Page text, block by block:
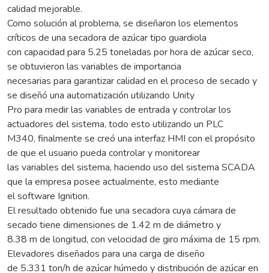
calidad mejorable.
Como solución al problema, se diseñaron los elementos
críticos de una secadora de azúcar tipo guardiola
con capacidad para 5.25 toneladas por hora de azúcar seco,
se obtuvieron las variables de importancia
necesarias para garantizar calidad en el proceso de secado y
se diseñó una automatización utilizando Unity
Pro para medir las variables de entrada y controlar los
actuadores del sistema, todo esto utilizando un PLC
M340, finalmente se creó una interfaz HMI con el propósito
de que el usuario pueda controlar y monitorear
las variables del sistema, haciendo uso del sistema SCADA
que la empresa posee actualmente, esto mediante
el software Ignition.
El resultado obtenido fue una secadora cuya cámara de
secado tiene dimensiones de 1.42 m de diámetro y
8.38 m de longitud, con velocidad de giro máxima de 15 rpm.
Elevadores diseñados para una carga de diseño
de 5.331 ton/h de azúcar húmedo y distribución de azúcar en